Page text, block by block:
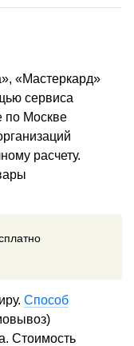
«Мастеркард»
сервиса
по Москве
расчету.
Способ
Стоимость